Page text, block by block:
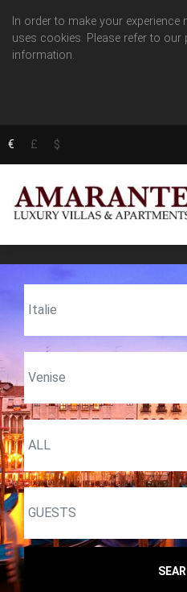
In order to make your
uses cookies. Please refer to our
information.
€ £ $